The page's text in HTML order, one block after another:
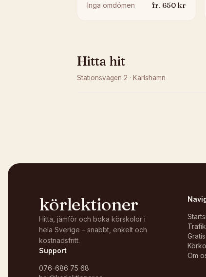
Inga omdömen fr. 650 kr
Hitta hit
Stationsvägen 2 · Karlshamn
körlektioner
Hitta, jämför och boka körskolor i
hela Sverige – snabbt, enkelt och
kostnadsfritt.
Support
076-686 75 68
Om